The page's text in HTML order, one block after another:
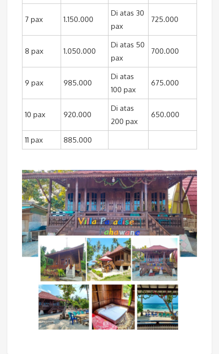
7 pax 1.150.000
Di atas 30
pax
725.000
8 pax 1.050.000
Di atas 50
pax
700.000
9 pax 985.000
Di atas
100 pax
675.000
10 pax 920.000
Di atas
200 pax
650.000
11 pax 885.000